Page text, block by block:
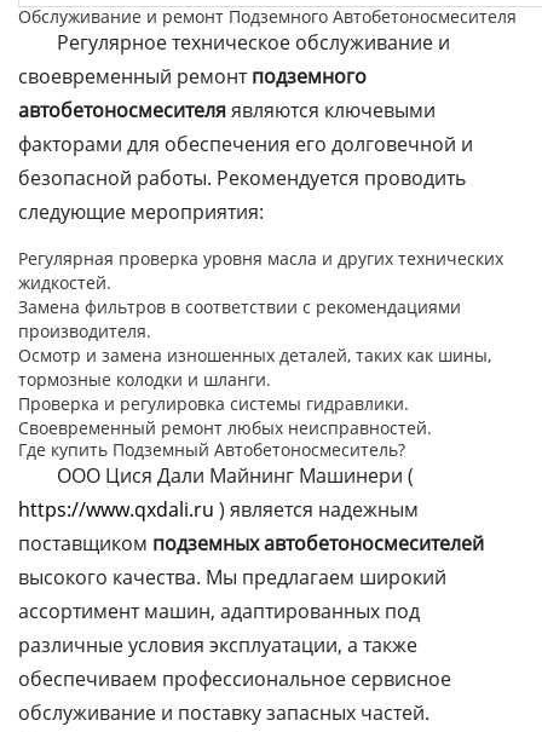
Обслуживание и ремонт Подземного Автобетоносмесителя
Регулярное техническое обслуживание и
своевременный ремонтподземного
автобетоносмесителяявляются ключевыми
факторами для обеспечения его долговечной и
безопасной работы. Рекомендуется проводить
следующие мероприятия:
Регулярная проверка уровня масла и других технических
жидкостей.
Замена фильтров в соответствии с рекомендациями
производителя.
Осмотр и замена изношенных деталей, таких как шины,
тормозные колодки и шланги.
Проверка и регулировка системы гидравлики.
Своевременный ремонт любых неисправностей.
Где купить Подземный Автобетоносмеситель?
ООО Цися Дали Майнинг Машинери (
https://www.qxdali.ru ) является надежным
поставщиком подземных автобетоносмесителей
высокого качества. Мы предлагаем широкий
ассортимент машин, адаптированных под
различные условия эксплуатации, а также
обеспечиваем профессиональное сервисное
обслуживание и поставку запасных частей.